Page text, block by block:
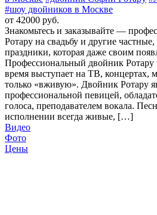
#шоу двойников в Москве
от 42000 руб.
Знакомьтесь и заказывайте —
Ротару на свадьбу и другие
праздники, которая даже своим
Профессиональный двойник
время выступает на ТВ, концертах,
только «вживую». Двойник Ротару
профессиональной певицей,
голоса, преподавателем вокала.
исполнении всегда живые, […]
Видео
Фото
Цены